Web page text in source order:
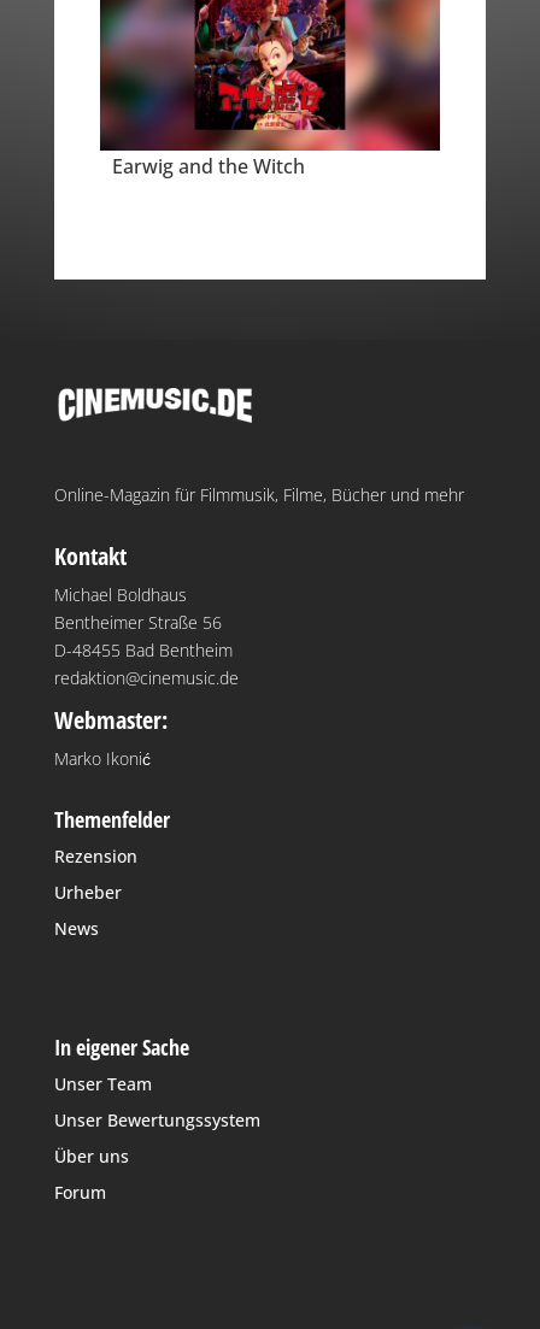
Earwig and the Witch
Online-Magazin für Filmmusik, Filme, Bücher und mehr
Kontakt
Michael Boldhaus
Bentheimer Straße 56
D-48455 Bad Bentheim
redaktion@cinemusic.de
Webmaster:
Marko Ikonić
Themenfelder
Rezension
Urheber
News
In eigener Sache
Unser Team
Unser Bewertungssystem
Über uns
Forum